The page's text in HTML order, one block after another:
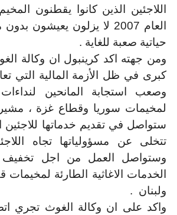
اللاجئين الذين كانوا يقطنون
العام 2007 لا يزلون
حياتية صعبة للغاية .
ومن جهته اكد كرينبول ان وكالة
كبرى في ظل الأزمة المالية التي
وصعب استجابة المانحين لنداءات
لمخيمات سوريا وقطاع غزة ،
ستواصل في تقديم خدماتها للاجئين
تتخلى عن مسؤولياتها تجاه
وستواصل العمل من اجل تخفيف
الخدمات الاغاثية الطارئة
ولبنان .
واكد على ان وكالة الغوث تجري